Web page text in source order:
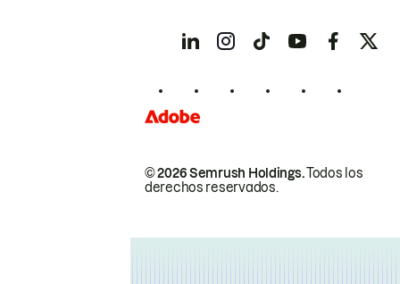
© 2026 Semrush Holdings.Todos los
derechos reservados.